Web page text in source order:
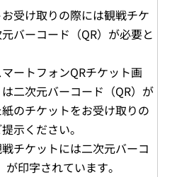
受け取りの際には観戦チケ
バーコード（QR）が必要と
ートフォンQRチケット画
二次元バーコード（QR）が
のチケットをお受け取りの
示ください。
チケットには二次元バーコ
が印字されています。